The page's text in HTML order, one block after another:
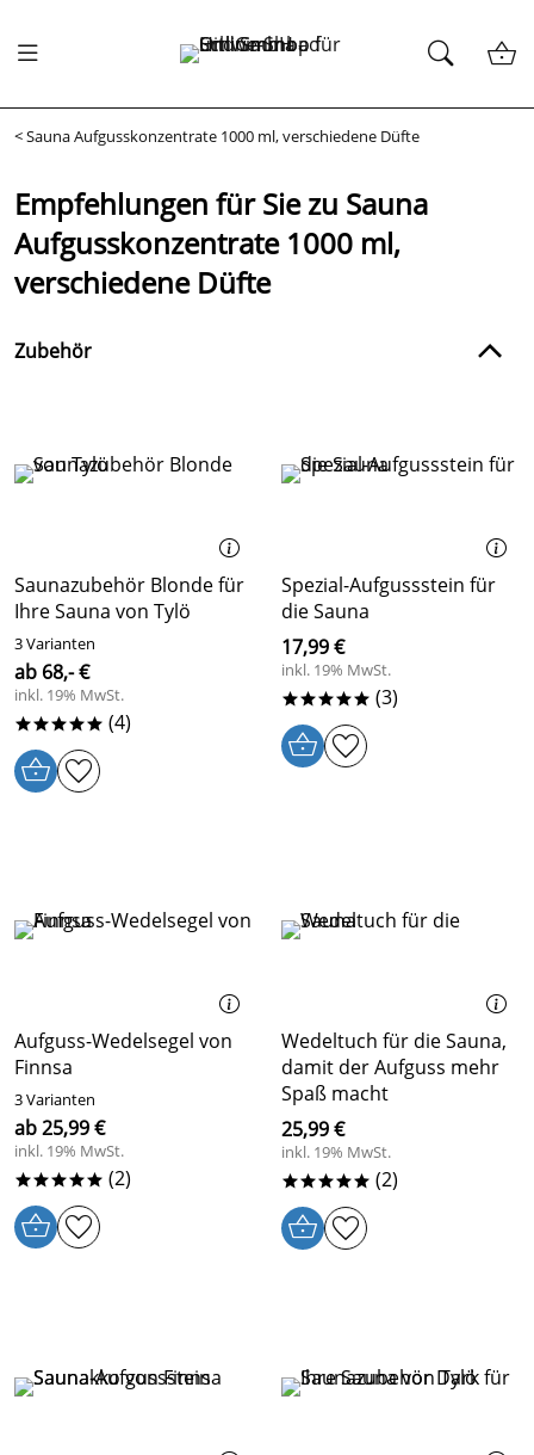
<Sauna Aufgusskonzentrate 1000 ml, verschiedene Düfte
Empfehlungen für Sie zu Sauna
Aufgusskonzentrate 1000 ml,
verschiedene Düfte
Zubehör
Saunazubehör Blonde für
Ihre Sauna von Tylö
3 Varianten
ab 68,- €
inkl. 19% MwSt.
***** (4)
Spezial-Aufgussstein für
die Sauna
17,99 €
inkl. 19% MwSt.
***** (3)
Aufguss-Wedelsegel von
Finnsa
3 Varianten
ab 25,99 €
inkl. 19% MwSt.
***** (2)
Wedeltuch für die Sauna,
damit der Aufguss mehr
Spaß macht
25,99 €
inkl. 19% MwSt.
***** (2)